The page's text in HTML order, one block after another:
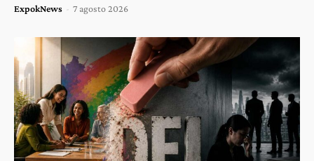
ExpokNews - 7 agosto 2026